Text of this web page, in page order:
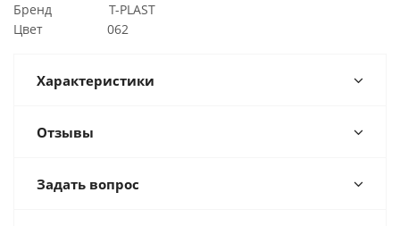
Бренд T-PLAST
Цвет 062
Характеристики
Отзывы
Задать вопрос